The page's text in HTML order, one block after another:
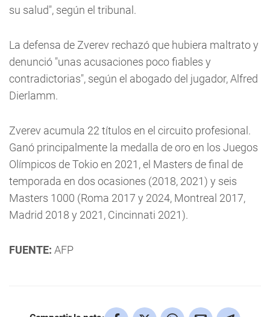
su salud", según el tribunal.
La defensa de Zverev rechazó que hubiera maltrato y
denunció "unas acusaciones poco fiables y
contradictorias", según el abogado del jugador, Alfred
Dierlamm.
Zverev acumula 22 títulos en el circuito profesional.
Ganó principalmente la medalla de oro en los Juegos
Olímpicos de Tokio en 2021, el Masters de final de
temporada en dos ocasiones (2018, 2021) y seis
Masters 1000 (Roma 2017 y 2024, Montreal 2017,
Madrid 2018 y 2021, Cincinnati 2021).
FUENTE: AFP